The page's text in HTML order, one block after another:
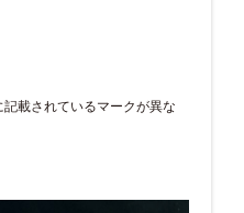
載されているマークが異な